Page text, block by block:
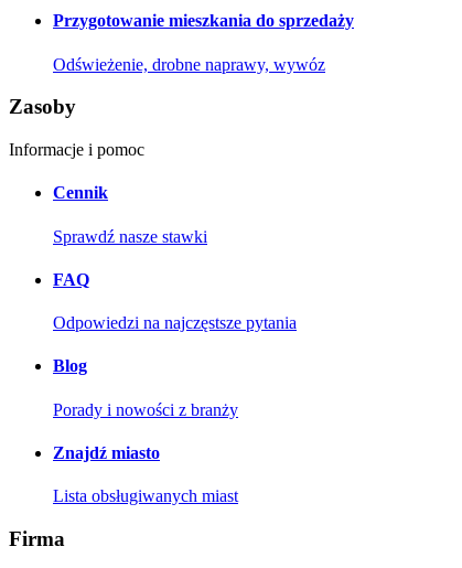
Przygotowanie mieszkania do sprzedaży
Odświeżenie, drobne naprawy, wywóz
Zasoby
Informacje i pomoc
Cennik
Sprawdź nasze stawki
FAQ
Odpowiedzi na najczęstsze pytania
Blog
Porady i nowości z branży
Znajdź miasto
Lista obsługiwanych miast
Firma